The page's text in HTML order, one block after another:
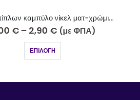
Λαβές επίπλων καμπύλο νίκελ ματ-χρώμιο 710-10-5
ΦΠΑ) 3,00